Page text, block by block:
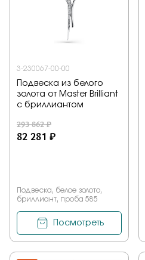
3-230067-00-00
Подвеска из белого
золота от Master Brilliant
с бриллиантом
293 862 ₽
82 281 ₽
Подвеска, белое золото,
бриллиант, проба 585
Посмотреть